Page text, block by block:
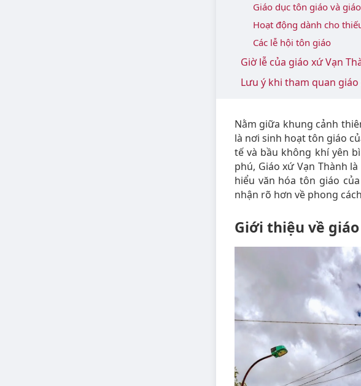
Giáo dục tôn giáo và
Hoạt động dành cho
Các lễ hội tôn giáo
Giờ lễ của giáo xứ Vạn
Lưu ý khi tham quan giáo
Nằm giữa khung cảnh
là nơi sinh hoạt tôn giáo
tế và bầu không khí yên
phú, Giáo xứ Vạn Thành
hiểu văn hóa tôn giáo
nhận rõ hơn về phong
Giới thiệu về